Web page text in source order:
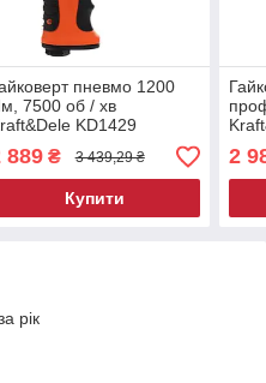
пневмо 1200
7500 об / хв
KD1429
гайкокрути
889₴ 3 439,29 ₴
Купити
2
рік